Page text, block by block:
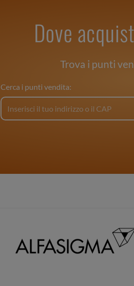
Dove
Trova i punti
Cerca i punti vendita: